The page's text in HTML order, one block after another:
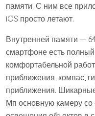
памяти. С ним все
iOS просто летают.
Внутренней памяти —
смартфоне есть
комфортабельной
приближения, компас,
приближения.
Мп основную камеру со